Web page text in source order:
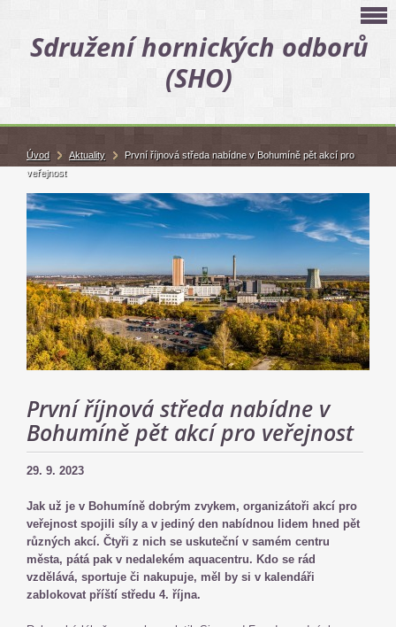
Sdružení hornických odborů
(SHO)
První říjnová středa nabídne v
Bohumíně pět akcí pro veřejnost
29. 9. 2023
Jak už je v Bohumíně dobrým zvykem, organizátoři akcí pro
veřejnost spojili síly a v jediný den nabídnou lidem hned pět
různých akcí. Čtyři z nich se uskuteční v samém centru
města, pátá pak v nedalekém aquacentru. Kdo se rád
vzdělává, sportuje či nakupuje, měl by si v kalendáři
zablokovat příští středu 4. října.
Úvod Aktuality
První říjnová středa nabídne v Bohumíně pět akcí pro
veřejnost